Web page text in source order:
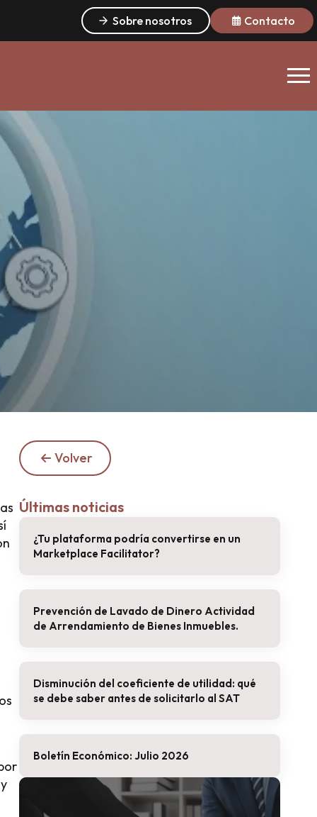
Sobre nosotros Contacto
Volver
Últimas noticias
¿Tu plataforma podría convertirse en un
Marketplace Facilitator?
Prevención de Lavado de Dinero Actividad
de Arrendamiento de Bienes Inmuebles.
Disminución del coeficiente de utilidad: qué
se debe saber antes de solicitarlo al SAT
Boletín Económico: Julio 2026